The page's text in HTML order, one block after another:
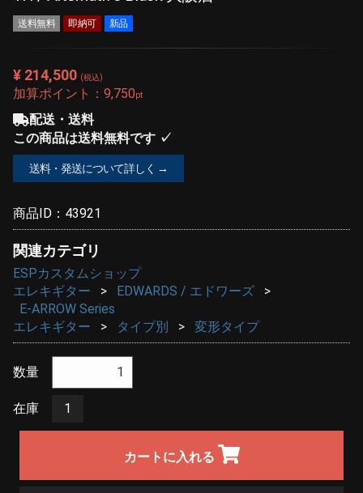
送料無料 即納可 新品
¥ 214,500 (税込)
加算ポイント： 9,750pt
配送・送料
この商品は送料無料です ✓
送料・発送について詳しく →
商品ID： 43921
関連カテゴリ
ESPカスタムショップ
エレキギター
EDWARDS / エドワーズ
E-ARROW Series
エレキギター
タイプ別 変形タイプ
数量
在庫 1
カートに入れる